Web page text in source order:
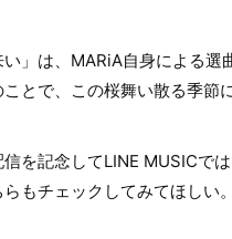
」は、MARiA自身による
とで、この桜舞い散る季節
を記念してLINE MUSICで
もチェックしてみてほしい。